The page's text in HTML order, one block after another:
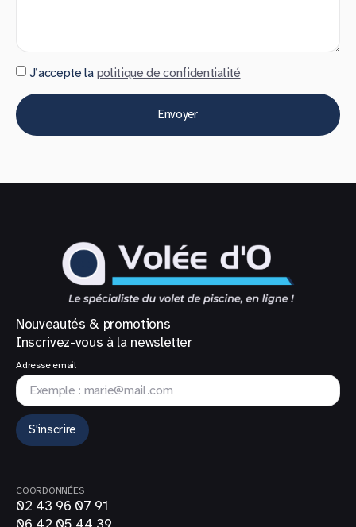
J’accepte la politique de confidentialité
Envoyer
Nouveautés & promotions
Inscrivez-vous à la newsletter
Adresse email
S'inscrire
COORDONNÉES
02 43 96 07 91